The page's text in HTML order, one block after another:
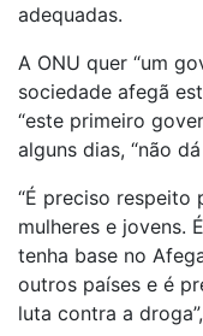
adequadas.
A ONU quer “um
sociedade afegã
“este primeiro
alguns dias, “não
“É preciso respeito
mulheres e jovens.
tenha base no
outros países e é
luta contra a